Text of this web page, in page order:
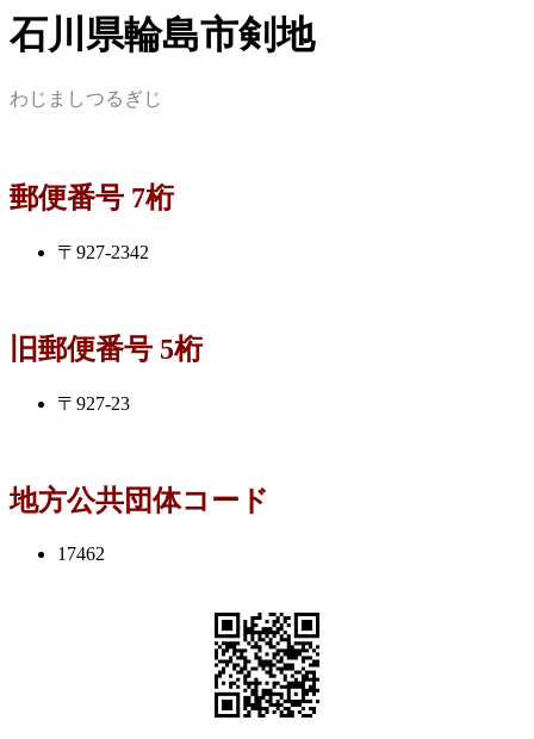
石川県輪島市剣地
わじましつるぎじ
郵便番号 7桁
〒927-2342
旧郵便番号 5桁
〒927-23
地方公共団体コード
17462